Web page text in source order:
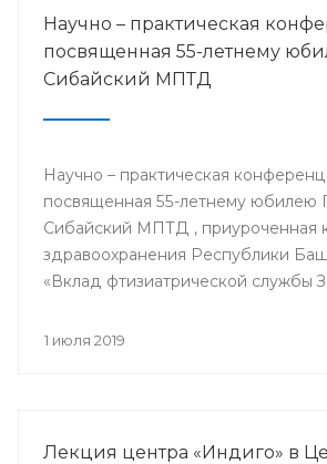
Научно – практическая
посвященная 55-летнему
Сибайский МПТД
Научно – практическая
посвященная 55-летнему юбилею
Сибайский МПТД , приуроченная
здравоохранения Республики
«Вклад фтизиатрической службы
года в городе Сибай.
1 июля 2019
Лекция центра «Индиго» в